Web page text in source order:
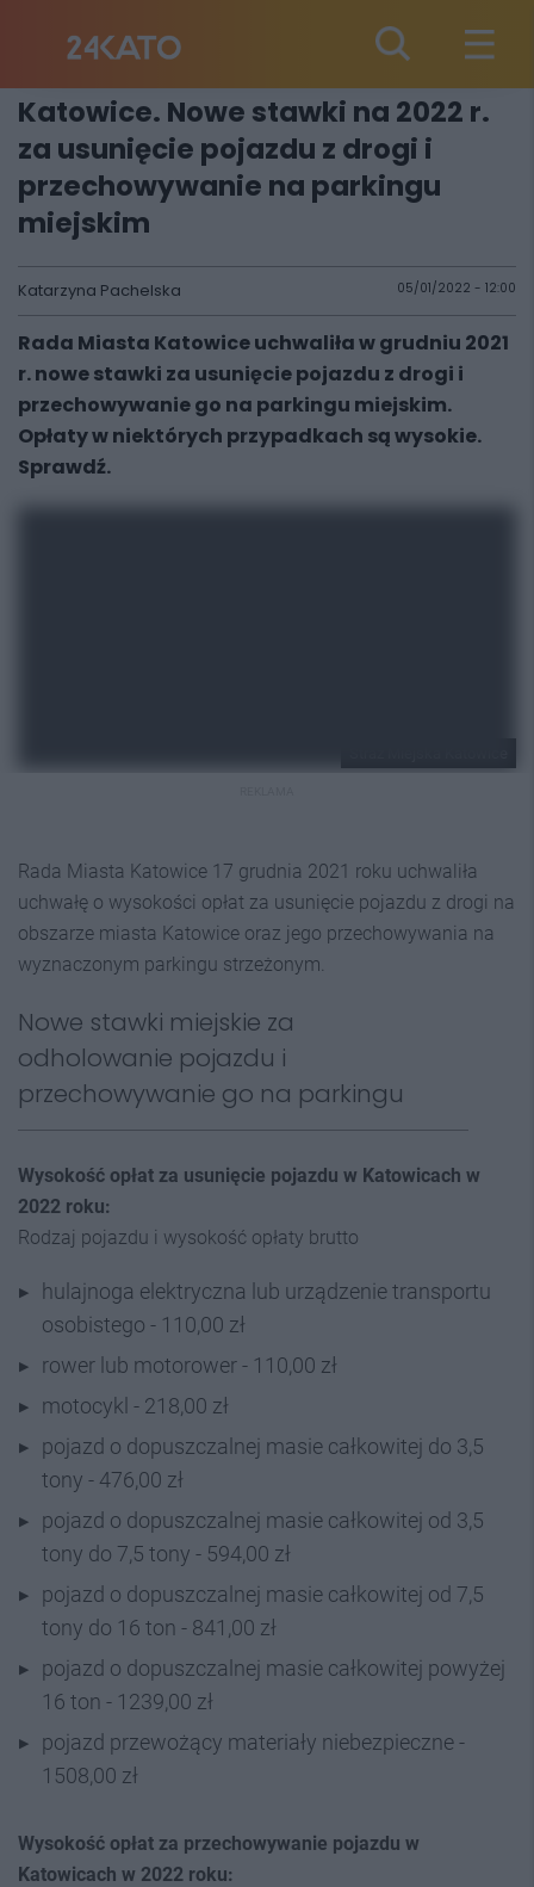
Katowice. Nowe stawki na 2022 r.
za usunięcie pojazdu z drogi i
przechowywanie na parkingu
miejskim
Katarzyna Pachelska 05/01/2022 - 12:00
Rada Miasta Katowice uchwaliła w grudniu 2021
r. nowe stawki za usunięcie pojazdu z drogi i
przechowywanie go na parkingu miejskim.
Opłaty w niektórych przypadkach są wysokie.
Sprawdź.
Rada Miasta Katowice 17 grudnia 2021 roku uchwaliła
uchwałę o wysokości opłat za usunięcie pojazdu z drogi na
obszarze miasta Katowice oraz jego przechowywania na
wyznaczonym parkingu strzeżonym.
Nowe stawki miejskie za
odholowanie pojazdu i
przechowywanie go na parkingu
Wysokość opłat za usunięcie pojazdu w Katowicach w
2022 roku:
Rodzaj pojazdu i wysokość opłaty brutto
hulajnoga elektryczna lub urządzenie transportu
osobistego - 110,00 zł
rower lub motorower - 110,00 zł
motocykl - 218,00 zł
pojazd o dopuszczalnej masie całkowitej do 3,5
tony - 476,00 zł
pojazd o dopuszczalnej masie całkowitej od 3,5
tony do 7,5 tony - 594,00 zł
pojazd o dopuszczalnej masie całkowitej od 7,5
tony do 16 ton - 841,00 zł
pojazd o dopuszczalnej masie całkowitej powyżej
16 ton - 1239,00 zł
pojazd przewożący materiały niebezpieczne -
1508,00 zł
Wysokość opłat za przechowywanie pojazdu w
Katowicach w 2022 roku: